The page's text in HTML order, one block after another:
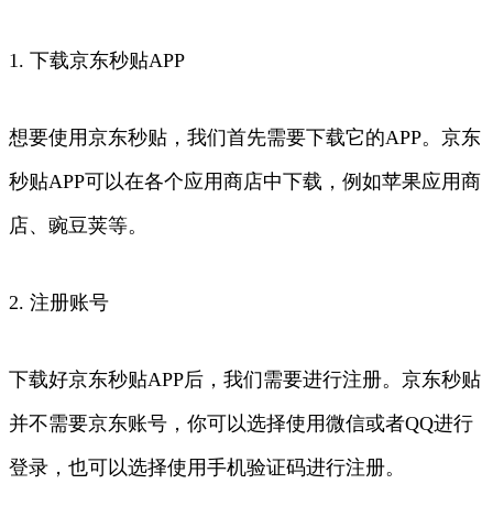
1. 下载京东秒贴APP
想要使用京东秒贴，我们首先需要下载它的APP。京东
秒贴APP可以在各个应用商店中下载，例如苹果应用商
店、豌豆荚等。
2. 注册账号
下载好京东秒贴APP后，我们需要进行注册。京东秒贴
并不需要京东账号，你可以选择使用微信或者QQ进行
登录，也可以选择使用手机验证码进行注册。